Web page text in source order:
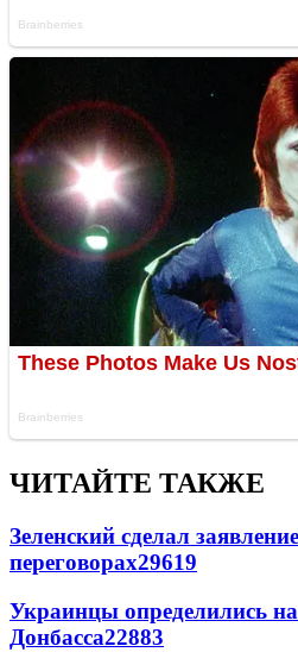
ЧИТАЙТЕ ТАКЖЕ
Зеленский сделал
переговорах29619
Украинцы определились
Донбасса22883